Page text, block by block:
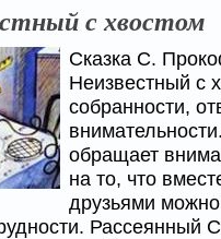
с хвостом
Сказка С.
Неизвестный с
собранности,
обращает
на то, что
друзьями
Рассеянный